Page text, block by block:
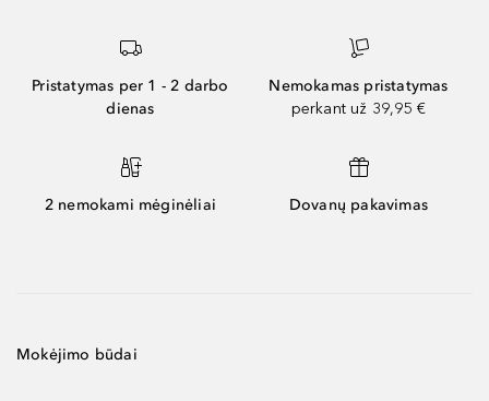
Pristatymas per 1 - 2 darbo
dienas
Nemokamas pristatymas
perkant už 39,95 €
2 nemokami mėginėliai Dovanų pakavimas
Mokėjimo būdai